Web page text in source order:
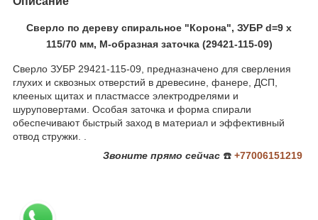
Сверло по дереву спиральное "Корона", ЗУБР d=9 x
115/70 мм, М-образная заточка (29421-115-09)
Сверло ЗУБР 29421-115-09, предназначено для сверления
глухих и сквозных отверстий в древесине, фанере, ДСП,
клееных щитах и пластмассе электродрелями и
шуруповертами. Особая заточка и форма спирали
обеспечивают быстрый заход в материал и эффективный
отвод стружки. .
Звоните прямо сейчас ☎️ +77006151219